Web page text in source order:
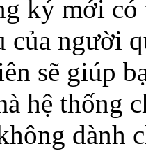
ký mới
của người
sẽ giúp
hệ thống
dành